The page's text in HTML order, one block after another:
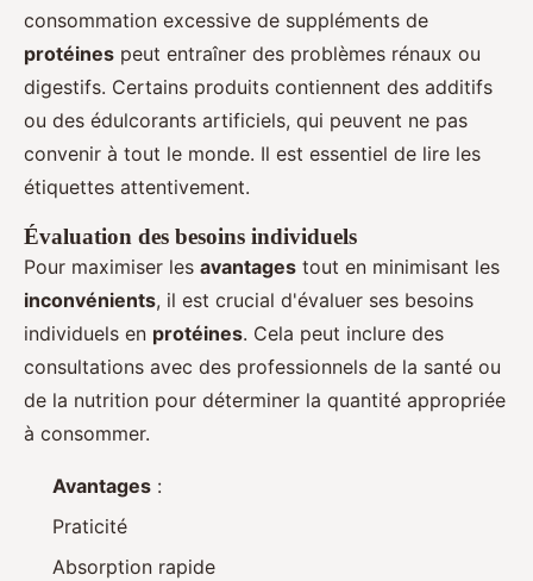
consommation excessive de suppléments de
protéines peut entraîner des problèmes rénaux ou
digestifs. Certains produits contiennent des additifs
ou des édulcorants artificiels, qui peuvent ne pas
convenir à tout le monde. Il est essentiel de lire les
étiquettes attentivement.
Évaluation des besoins individuels
Pour maximiser les avantages tout en minimisant les
inconvénients, il est crucial d'évaluer ses besoins
individuels en protéines. Cela peut inclure des
consultations avec des professionnels de la santé ou
de la nutrition pour déterminer la quantité appropriée
à consommer.
Avantages :
Praticité
Absorption rapide